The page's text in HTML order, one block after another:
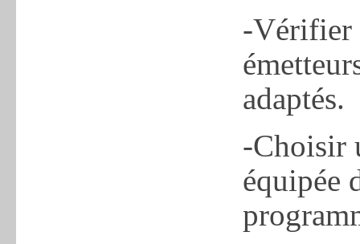
-Vérifier
adaptés.
-Choisir
équipée